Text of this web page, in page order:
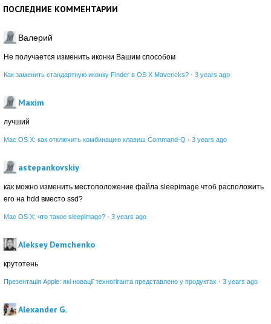
ПОСЛЕДНИЕ КОММЕНТАРИИ
Валерий
Не получается изменить иконки Вашим способом
Как заменить стандартную иконку Finder в OS X Mavericks? · 3 years ago
Maxim
лучший
Mac OS X: как отключить комбинацию клавиш Command-Q · 3 years ago
astepankovskiy
как можно изменить местоположение файла sleepimage чтоб расположить
его на hdd вместо ssd?
Mac OS X: что такое sleepimage? · 3 years ago
Aleksey Demchenko
крутотень
Презентація Apple: які новації техногіганта представлено у продуктах · 3 years ago
Alexander G.